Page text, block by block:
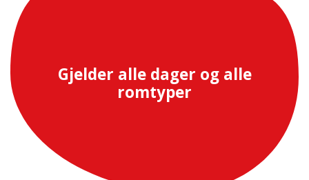
Gjelder alle dager og alle
romtyper